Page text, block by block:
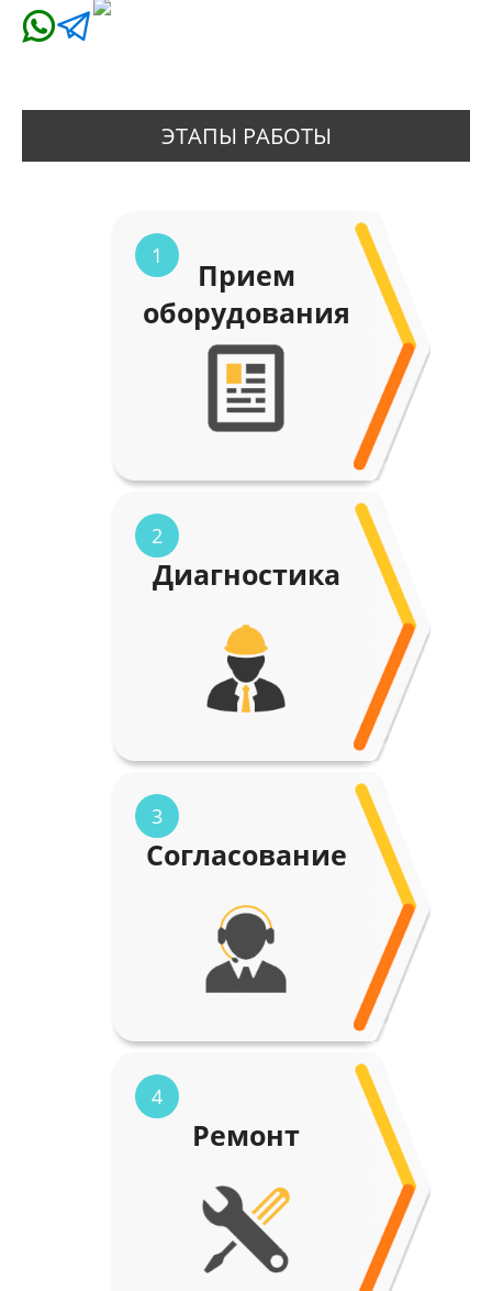
ЭТАПЫ РАБОТЫ
1
Прием
оборудования
2
Диагностика
3
Согласование
4
Ремонт